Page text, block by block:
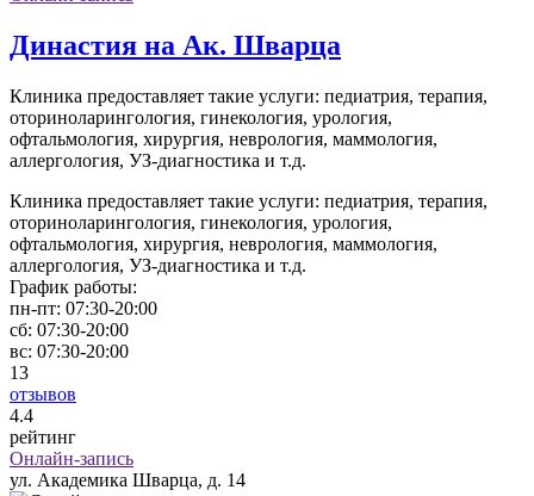
Династия на Ак. Шварца
Клиника предоставляет такие услуги: педиатрия, терапия,
оториноларингология, гинекология, урология,
офтальмология, хирургия, неврология, маммология,
аллергология, УЗ-диагностика и т.д.
Клиника предоставляет такие услуги: педиатрия, терапия,
оториноларингология, гинекология, урология,
офтальмология, хирургия, неврология, маммология,
аллергология, УЗ-диагностика и т.д.
График работы:
пн-пт: 07:30-20:00
сб: 07:30-20:00
вс: 07:30-20:00
13
отзывов
4.4
рейтинг
Онлайн-запись
ул. Академика Шварца, д. 14